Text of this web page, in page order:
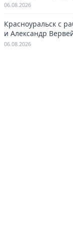
06.08.2026
Красноуральск с
и Александр
06.08.2026